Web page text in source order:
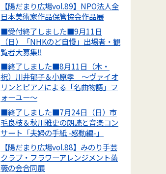
【陽だまり広場vol.89】NPO法人全
日本美術家作品保管協会作品展
■受付終了しました■9月11日
（日）「NHKのど自慢」出場者・観
覧者大募集‼
■終了しました■8月11日（木・
祝）川井郁子＆小原孝 ～ヴァイオ
リンとピアノによる「名曲物語」フ
ォーユー～
■終了しました■7月24日（日）市
毛良枝＆秋川雅史の朗読と音楽コン
サート「夫婦の手紙 -感動編-」
【陽だまり広場vol.88】みのり手芸
クラブ・フラワーアレンジメント薔
薇の会合同展